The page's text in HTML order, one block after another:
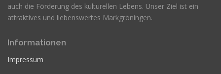
auch die Förderung des kulturellen Lebens. Unser Ziel ist ein
attraktives und liebenswertes Markgröningen.
Informationen
Impressum